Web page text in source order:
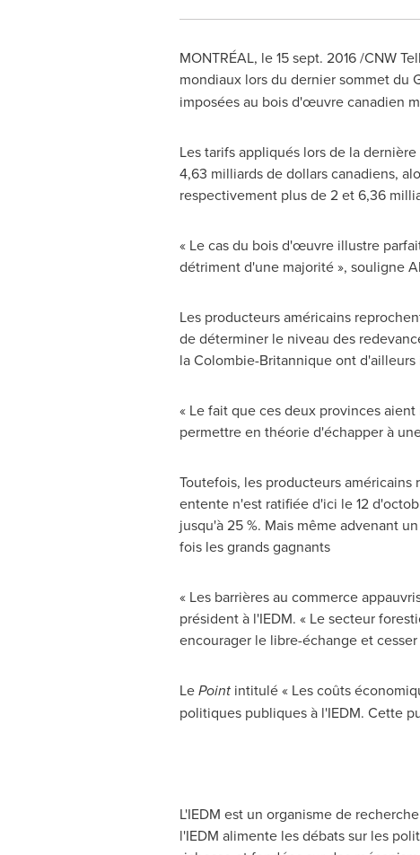
MONTRÉAL, le15 sept. 2016/CNW
mondiaux lors du dernier sommet du
imposées au bois d'œuvre canadien
Les tarifs appliqués lors de la
4,63 milliards de dollars canadiens,
respectivement plus de 2 et 6,36
« Le cas du bois d'œuvre illustre
détriment d'une majorité », souligne
Les producteurs américains
de déterminer le niveau des
la Colombie-Britannique ont
« Le fait que ces deux provinces
permettre en théorie d'échapper à
Toutefois, les producteurs
entente n'est ratifiée d'ici le 12
jusqu'à 25 %. Mais même advenant
fois les grands gagnants
« Les barrières au commerce
président à l'IEDM. « Le secteur
encourager le libre-échange et
LePoint intitulé « Les coûts
politiques publiques à l'IEDM. Cette
L'IEDM est un organisme de
l'IEDM alimente les débats sur les